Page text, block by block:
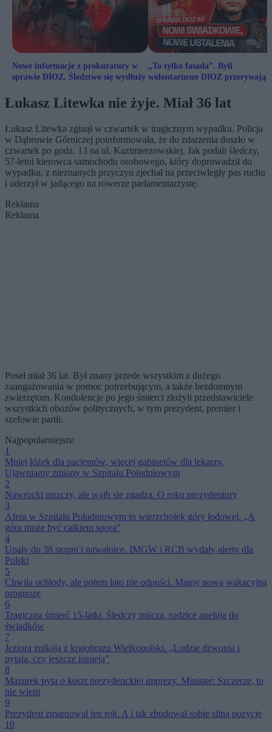
Nowe informacje z prokuratury w
sprawie DIOZ. Śledztwo się wydłuży
„To tylko fasada”. Byli
wolontariusze DIOZ przerywają
Łukasz Litewka nie żyje. Miał 36 lat
Łukasz Litewka zginął w czwartek w tragicznym wypadku. Policja
w Dąbrowie Górniczej poinformowała, że do zdarzenia doszło w
czwartek po godz. 13 na ul. Kazimierzowskiej. Jak podali śledczy,
57-letni kierowca samochodu osobowego, który doprowadził do
wypadku, z nieznanych przyczyn zjechał na przeciwległy pas ruchu
i uderzył w jadącego na rowerze parlamentarzystę.
Reklama
Reklama
Poseł miał 36 lat. Był znany przede wszystkim z dużego
zaangażowania w pomoc potrzebującym, a także bezdomnym
zwierzętom. Kondolencje po jego śmierci złożyli przedstawiciele
wszystkich obozów politycznych, w tym prezydent, premier i
szefowie partii.
Najpopularniejsze
1
Mniej łóżek dla pacjentów, więcej gabinetów dla lekarzy.
Ujawniamy zmiany w Szpitalu Południowym
2
Nawrocki niszczy, ale wajb się zgadza. O roku prezydentury
3
Afera w Szpitalu Południowym to wierzchołek góry lodowej. „A
góra może być całkiem spora”
4
Upały do 38 stopni i nawałnice. IMGW i RCB wydały alerty dla
Polski
5
Chwila ochłody, ale potem lato nie odpuści. Mamy nową wakacyjną
prognozę
6
Tragiczna śmierć 15-latki. Śledczy milczą, rodzice apelują do
świadków
7
Jeziora znikają z krajobrazu Wielkopolski. „Ludzie dzwonią i
pytają, czy jeszcze istnieją”
8
Mazurek pyta o koszt prezydenckiej imprezy. Minister: Szczerze, to
nie wiem
9
Prezydent zmarnował ten rok. A i tak zbudował sobie silną pozycję
10